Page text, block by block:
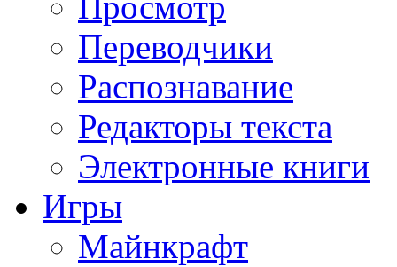
Переводчики
Распознавание
Редакторы текста
Электронные книги
Игры
Майнкрафт